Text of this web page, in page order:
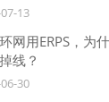
13
网用ERPS，为
线？
30